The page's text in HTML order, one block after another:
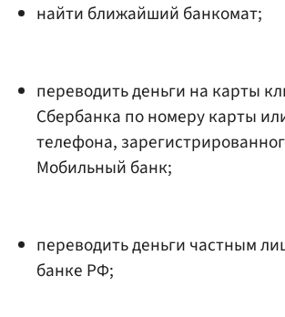
найти ближайший банкомат;
переводить деньги на карты
Сбербанка по номеру карты
телефона,
Мобильный банк;
переводить деньги частным
банке РФ;